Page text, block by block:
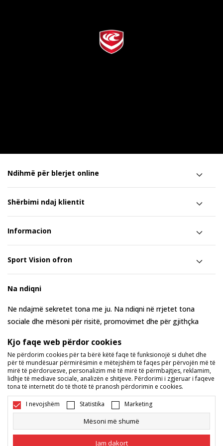
Ndihmë për blerjet online
Shërbimi ndaj klientit
Informacion
Sport Vision ofron
Na ndiqni
Ne ndajmë sekretet tona me ju. Na ndiqni në rrjetet tona
sociale dhe mësoni për risitë, promovimet dhe për gjithçka
Ndryshoje
Kjo faqe web përdor cookies
Ne përdorim cookies për ta bërë këtë faqe të funksionojë si duhet dhe
për të mundësuar përmirësimin e mëtejshëm të faqes për përvojën më të
mirë të përdoruesve, personalizim më të mirë të përmbajtjes, reklamim,
lidhje të mediave sociale, analizën e shitjeve. Përdorimi i zgjeruar i faqeve
tona të internetit do të thotë të pranosh përdorimin e cookies.
I nevojshëm Statistika Marketing
Mësoni më shumë
Jam dakort